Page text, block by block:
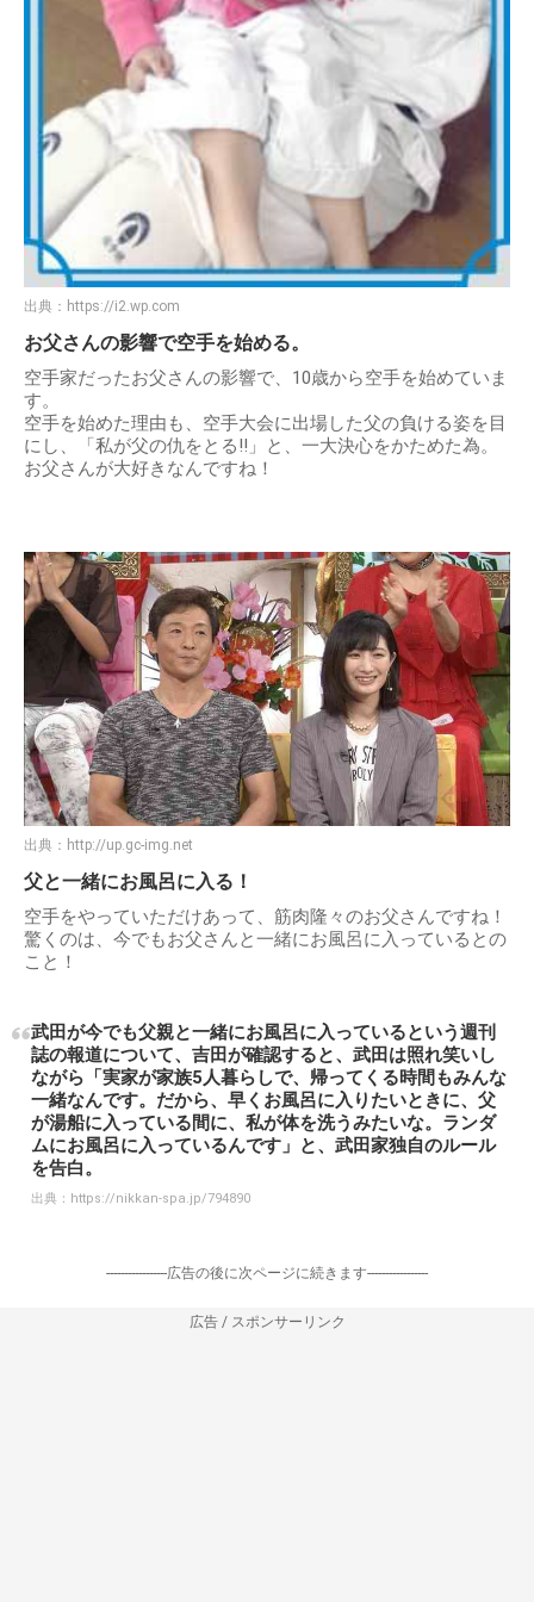
出典： https://i2.wp.com
お父さんの影響で空手を始める。
空手家だったお父さんの影響で、10歳から空手を始めていま
す。
空手を始めた理由も、空手大会に出場した父の負ける姿を目
にし、「私が父の仇をとる!!」と、一大決心をかためた為。
お父さんが大好きなんですね！
出典： http://up.gc-img.net
父と一緒にお風呂に入る！
空手をやっていただけあって、筋肉隆々のお父さんですね！
驚くのは、今でもお父さんと一緒にお風呂に入っているとの
こと！
武田が今でも父親と一緒にお風呂に入っているという週刊
誌の報道について、吉田が確認すると、武田は照れ笑いし
ながら「実家が家族5人暮らしで、帰ってくる時間もみんな
一緒なんです。だから、早くお風呂に入りたいときに、父
が湯船に入っている間に、私が体を洗うみたいな。ランダ
ムにお風呂に入っているんです」と、武田家独自のルール
を告白。
出典： https://nikkan-spa.jp/794890
-----------------広告の後に次ページに続きます-----------------
広告 / スポンサーリンク